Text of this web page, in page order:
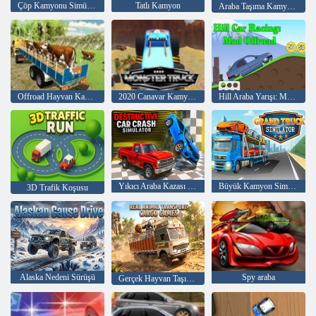
Çöp Kamyonu Simülatörü Tatlı Kamyon Araba Taşıma Kamyonu
Offroad Hayvan Kamyon Taşımacılığı 2020 Canavar Kamyonu Hill Araba Yarışı: Mad Offroad
3D Trafik Koşusu Yıkıcı Araba Kazası Simülatörü Büyük Kamyon Simülatörü
Alaska Nedeni Sürüşü Gerçek Hayvan Taşıma Kargo Oyunları Spy araba